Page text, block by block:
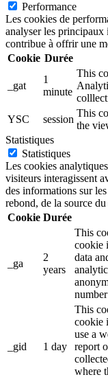
Performance
Les cookies de
analyser les principaux
contribue à offrir une
Cookie Durée
_gat
1
minute
This
YSC
session
This
the
Statistiques
Statistiques
Les cookies
visiteurs interagissent
des informations sur
rebond, de la source
Cookie Durée
_ga
2
years
This
cookie
data
_gid 1 day
This
cookie
use a
report
where